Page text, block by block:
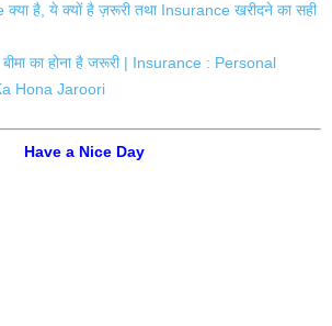
है, ये क्यों है ज़रूरी तथा Insurance खरीदने का सही
बीमा का होना है जरूरी | Insurance : Personal
Hona Jaroori
Have a Nice Day